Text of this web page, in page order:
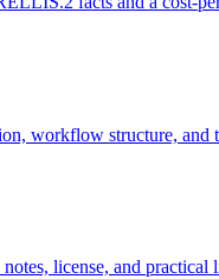
workflow structure, and
license, and practical